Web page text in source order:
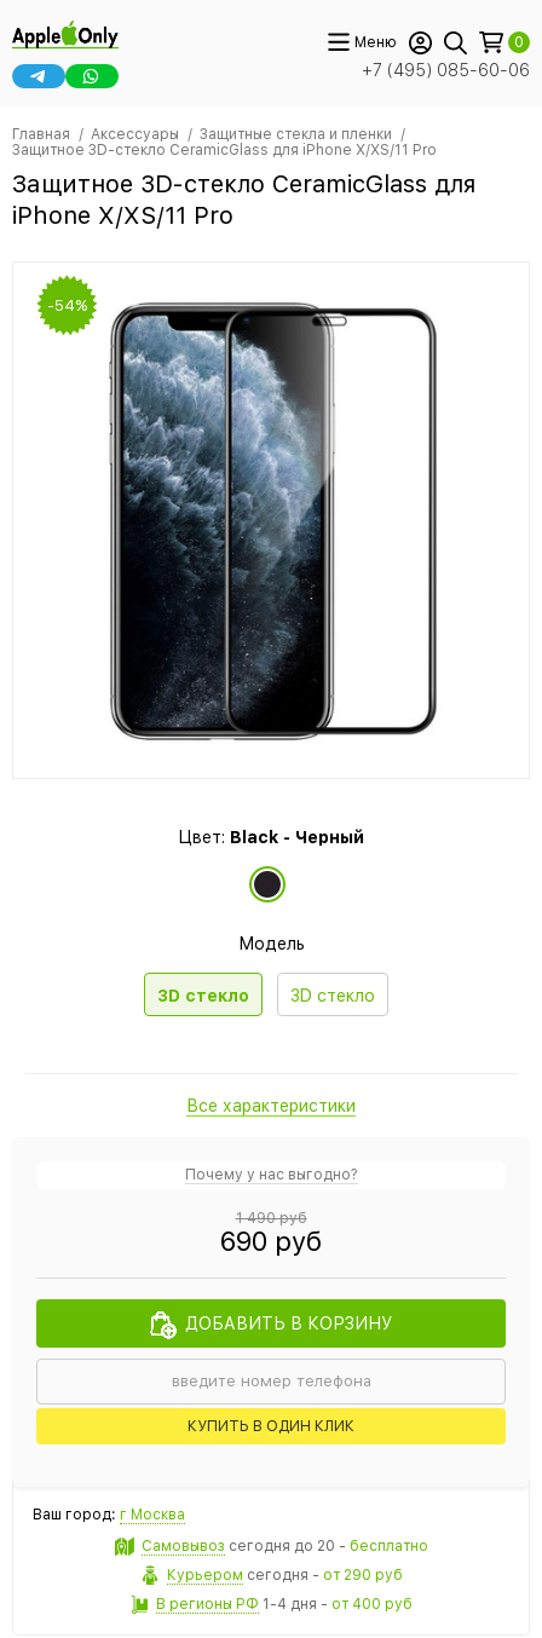
+7 (495) 085-60-06
Меню 0
Главная Аксессуары
Защитные стекла и пленки
Защитное 3D-стекло CeramicGlass для iPhone X/XS/11 Pro
Защитное 3D-стекло CeramicGlass для
iPhone X/XS/11 Pro
-54%
Цвет: Black - Черный
Модель
3D стекло 3D стекло
Все характеристики
Почему у нас выгодно?
1 490 руб
690 руб
ДОБАВИТЬ В КОРЗИНУ
КУПИТЬ В ОДИН КЛИК
Ваш город: г Москва
Самовывоз сегодня до 20 - бесплатно
Курьером сегодня - от 290 руб
В регионы РФ 1-4 дня - от 400 руб